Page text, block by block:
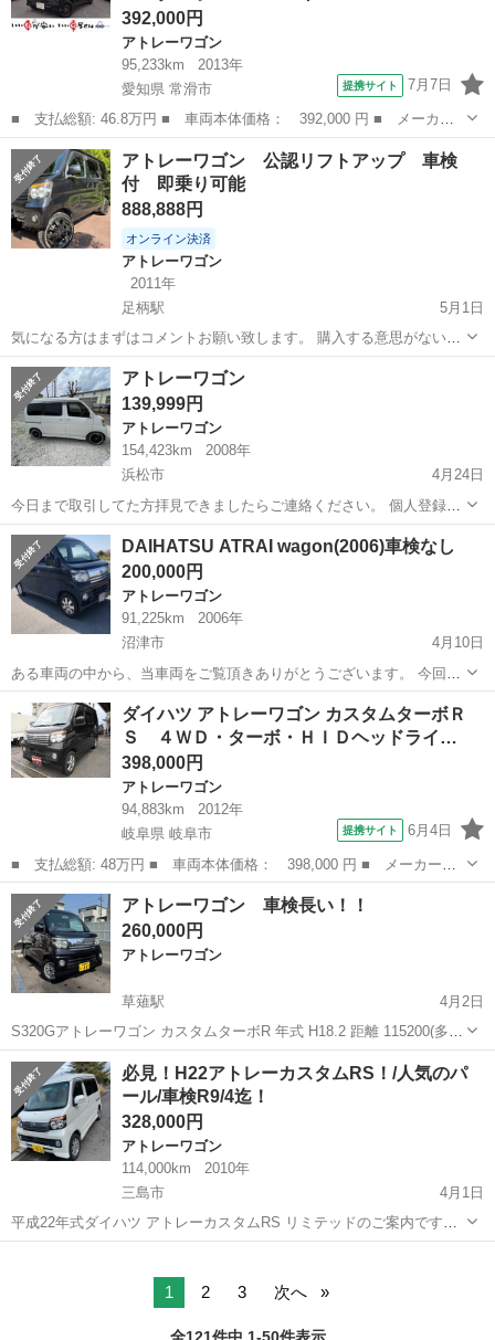
392,000円
アトレーワゴン
95,233km
2013年
愛知県 常滑市
提携サイト 7月7日
■ 支払総額: 46.8万円 ■ 車両本体価格： 392,000 円 ■ メーカー
名： ダイハツ ■ 車種名： アトレーワゴン ■ グレード名： カ
スタムターボＲＳ ターボ ４ＷＤ キーレス ＣＤ ＤＶＤ ■ 排
気量： 6...
愛知 常滑市 アトレーワゴン
アトレーワゴン 公認リフトアップ 車検
付 即乗り可能
888,888円
オンライン決済
アトレーワゴン
2011年
足柄駅
5月1日
気になる方はまずはコメントお願い致します。 購入する意思がない方
の、いいねいりません。 本当に購入したい方が迷惑します。 アトレー
ワゴンカスタムRSターボ 初年度登録平成２３年１２月 カラー 黒 ダイ
ハツ純正MOMOス...
静岡 駿東郡 足柄駅 アトレーワゴン
アトレーワゴン
139,999円
アトレーワゴン
154,423km
2008年
浜松市
4月24日
今日まで取引してた方拝見できましたらご連絡ください。 個人登録し
たら前のアカウントが消えてしまいました。 同じ内容ですのでこちら
からよろしくお願いします。 作業車で使ってました。 すり傷、汚れな
どあります。 ナビ外してます。...
静岡 浜松市
DAIHATSU ATRAI wagon(2006)車検なし
200,000円
アトレーワゴン
91,225km
2006年
沼津市
4月10日
ある車両の中から、当車両をご覧頂きありがとうございます。 今回の
販売車は 「ダイハツ アトレーワゴン 2WD」 リサイクル料•税
込200,000円です。 【車両情報】 車 種 : DAIHAT...
静岡 沼津市 アトレーワゴン 車両
ダイハツ アトレーワゴン カスタムターボＲ
Ｓ ４ＷＤ・ターボ・ＨＩＤヘッドライ…
398,000円
アトレーワゴン
94,883km
2012年
岐阜県 岐阜市
提携サイト 6月4日
■ 支払総額: 48万円 ■ 車両本体価格： 398,000 円 ■ メーカー
名： ダイハツ ■ 車種名： アトレーワゴン ■ グレード名： カ
スタムターボＲＳ ４ＷＤ・ターボ・ＨＩＤヘッドライト・キーレ
ス・ナビ・フルセグ...
岐阜 岐阜市 アトレーワゴン
アトレーワゴン 車検長い！！
260,000円
アトレーワゴン
草薙駅
4月2日
S320Gアトレーワゴン カスタムターボR 年式 H18.2 距離 115200(多少
伸びます) 車検 R8.7.11 ヘッドライト純正HID バルブ8000kに交換 フォ
グランプ2色切替LED(白 アンバー) 字光式ナ...
静岡 静岡市 草薙駅 アトレーワゴン
必見！H22アトレーカスタムRS！/人気のパ
ール/車検R9/4迄！
328,000円
アトレーワゴン
114,000km
2010年
三島市
4月1日
平成22年式ダイハツ アトレーカスタムRS リミテッドのご案内です。
安心の実走行です！（ユーザー買取り車） 車検満タンでのお渡しです
1 2 3 次へ
全121件中 1-50件表示